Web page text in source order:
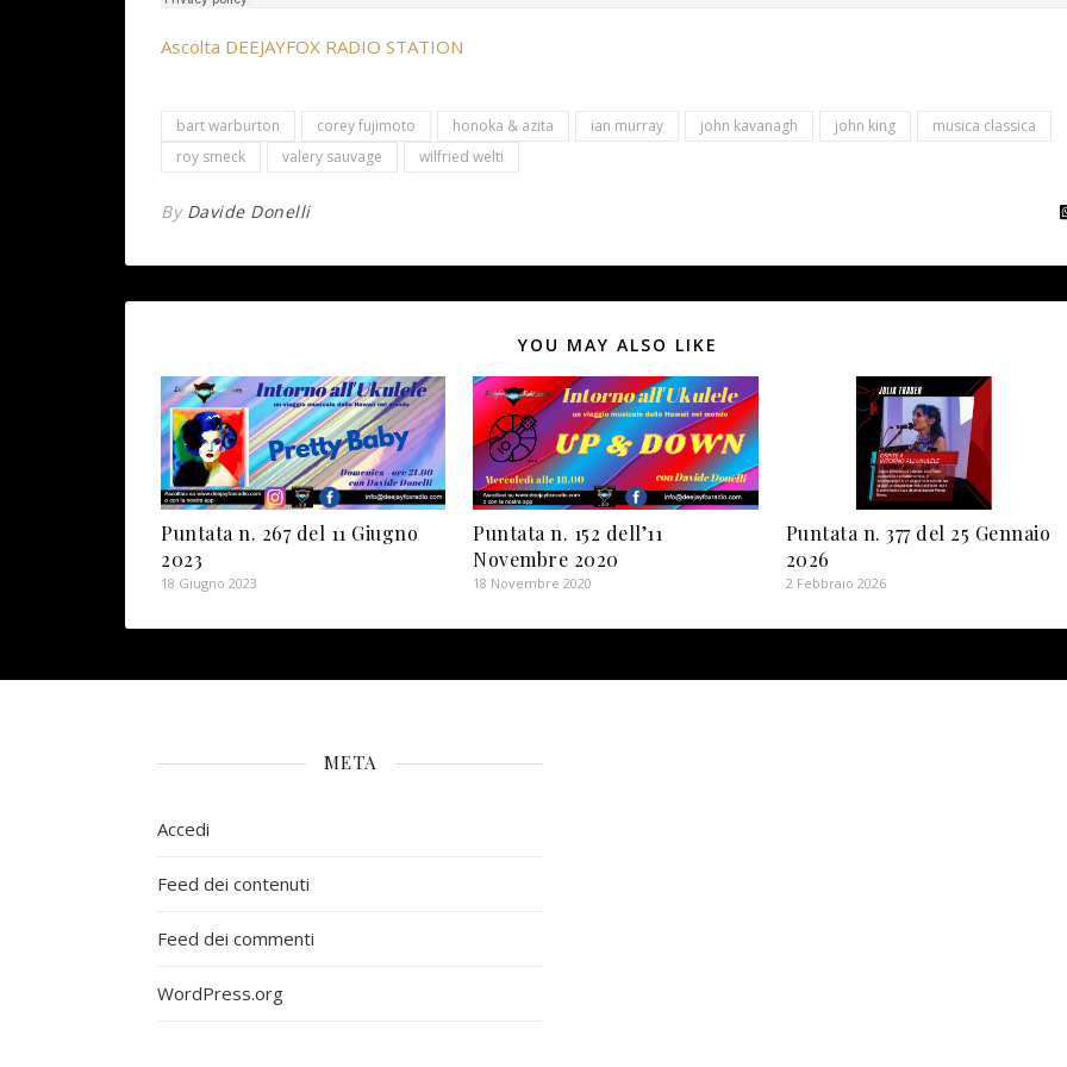
Ascolta DEEJAYFOX RADIO STATION
bart warburton corey fujimoto honoka & azita ian murray john kavanagh john king
musica classica
roy smeck
valery sauvage wilfried welti
By Davide Donelli
YOU MAY ALSO LIKE
Puntata n. 267 del 11 Giugno
2023
18 Giugno 2023
Puntata n. 152 dell’11
Novembre 2020
18 Novembre 2020
Puntata n. 377 del 25 Gennaio
2026
2 Febbraio 2026
META
Accedi
Feed dei contenuti
Feed dei commenti
WordPress.org